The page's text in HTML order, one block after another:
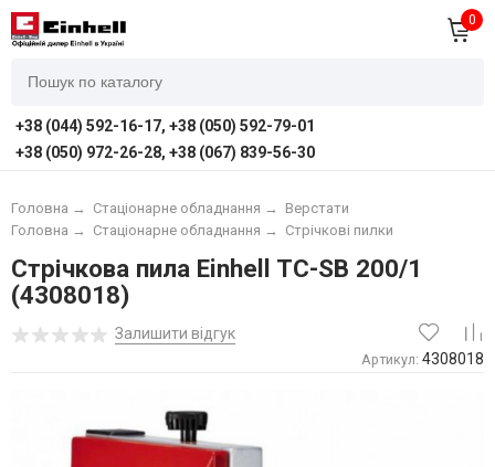
0
+38 (044) 592-16-17, +38 (050) 592-79-01
+38 (050) 972-26-28, +38 (067) 839-56-30
Головна → Стаціонарне обладнання →
Верстати
Cтрічкові пилки
Стаціонарне обладнання →
Головна →
Стрічкова пила Einhell TC-SB 200/1
(4308018)
Залишити відгук
Артикул: 4308018